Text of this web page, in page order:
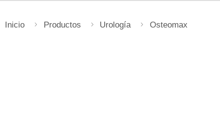
Inicio Productos Urología Osteomax